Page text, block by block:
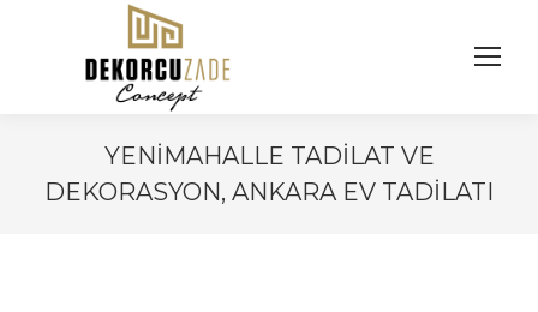
YENIMAHALLE TADILAT VE
DEKORASYON, ANKARA EV TADILATI